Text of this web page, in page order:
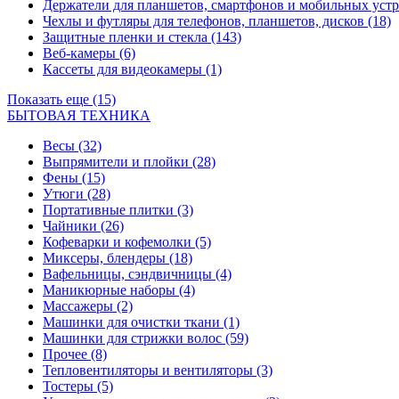
Держатели для планшетов, смартфонов и мобильных
Чехлы и футляры для телефонов, планшетов, дисков (18)
Защитные пленки и стекла (143)
Веб-камеры (6)
Кассеты для видеокамеры (1)
Показать еще (15)
БЫТОВАЯ ТЕХНИКА
Весы (32)
Выпрямители и плойки (28)
Фены (15)
Утюги (28)
Портативные плитки (3)
Чайники (26)
Кофеварки и кофемолки (5)
Миксеры, блендеры (18)
Вафельницы, сэндвичницы (4)
Маникюрные наборы (4)
Массажеры (2)
Машинки для очистки ткани (1)
Машинки для стрижки волос (59)
Прочее (8)
Тепловентиляторы и вентиляторы (3)
Тостеры (5)